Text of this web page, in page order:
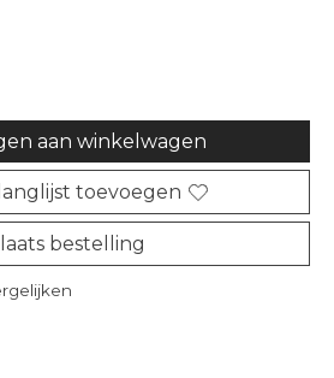
aan winkelwagen
toevoegen
bestelling